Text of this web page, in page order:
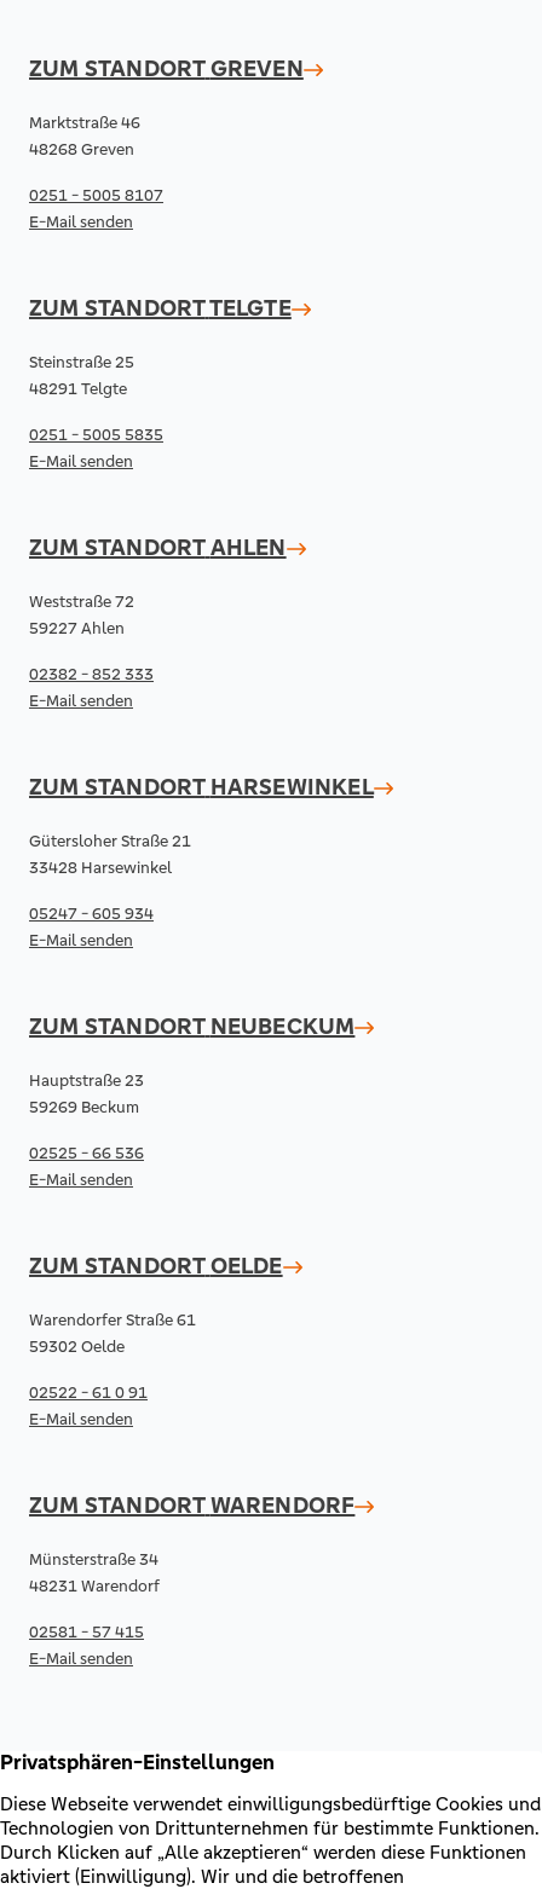
ZUM STANDORTGREVEN
Marktstraße 46
48268 Greven
0251 - 5005 8107
E-Mail senden
ZUM STANDORTTELGTE
Steinstraße 25
48291 Telgte
0251 - 5005 5835
E-Mail senden
ZUM STANDORTAHLEN
Weststraße 72
59227 Ahlen
02382 - 852 333
E-Mail senden
ZUM STANDORT HARSEWINKEL
Gütersloher Straße 21
33428 Harsewinkel
05247 - 605 934
E-Mail senden
ZUM STANDORT NEUBECKUM
Hauptstraße 23
59269 Beckum
02525 - 66 536
E-Mail senden
ZUM STANDORTOELDE
Warendorfer Straße 61
59302 Oelde
02522 - 61 0 91
E-Mail senden
ZUM STANDORTWARENDORF
Münsterstraße 34
48231 Warendorf
02581 - 57 415
E-Mail senden
RECHTLICHES & KONTAKT
Kontakt
AGB & Sonderbedingungen